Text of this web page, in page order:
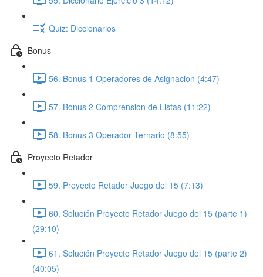
Quiz: Diccionarios
Bonus
56. Bonus 1 Operadores de Asignacion (4:47)
57. Bonus 2 Comprension de Listas (11:22)
58. Bonus 3 Operador Ternario (8:55)
Proyecto Retador
59. Proyecto Retador Juego del 15 (7:13)
60. Solución Proyecto Retador Juego del 15 (parte 1)
(29:10)
61. Solución Proyecto Retador Juego del 15 (parte 2)
(40:05)